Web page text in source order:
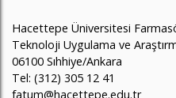
Hacettepe Üniversitesi
Teknoloji Uygulama ve
06100 Sıhhiye/Ankara
Tel: (312) 305 12 41
fatum@hacettepe.edu.tr